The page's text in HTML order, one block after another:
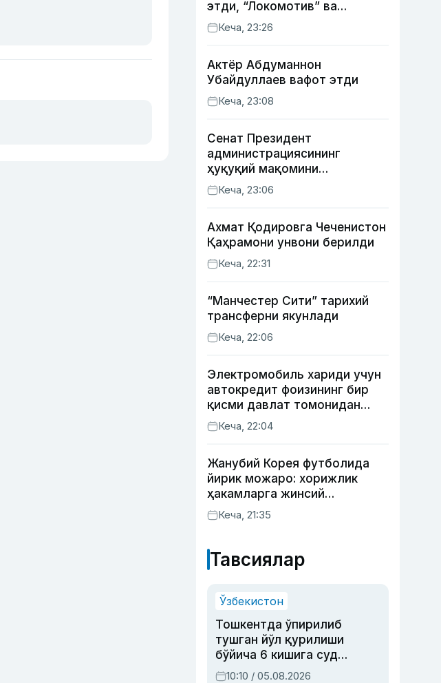
этди, “Локомотив” ва
“Хоразм” уйда ғалаба
қозонди
Кеча, 23:26
Актёр Абду­маннон
Убайдуллаев вафот этди
Кеча, 23:08
Сенат Президент
администрациясининг
ҳуқуқий мақомини
белгиловчи конституциявий
қонунни маъқуллади
Кеча, 23:06
Ахмат Қодировга Чеченистон
Қаҳрамони унвони берилди
Кеча, 22:31
“Манчестер Сити” тарихий
трансферни якунлади
Кеча, 22:06
Электромобиль хариди учун
автокредит фоизининг бир
қисми давлат томонидан
қоплаб берилиши мумкин
Кеча, 22:04
Жанубий Корея футболида
йирик можаро: хорижлик
ҳакамларга жинсий
хизматлар кўрсатилгани
маълум қилинди
Кеча, 21:35
Тавсиялар
Ўзбекистон
Тошкентда ўпирилиб
тушган йўл қурилиши
бўйича 6 кишига суд
ҳукми ўқилди
10:10 / 05.08.2026